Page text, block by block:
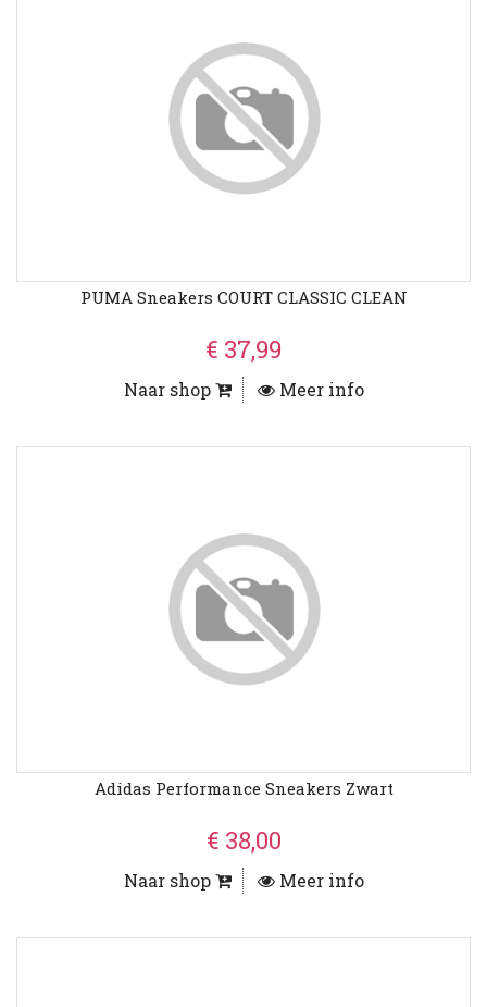
PUMA Sneakers COURT CLASSIC CLEAN
€ 37,99
Naar shop Meer info
Adidas Performance Sneakers Zwart
€ 38,00
Naar shop Meer info